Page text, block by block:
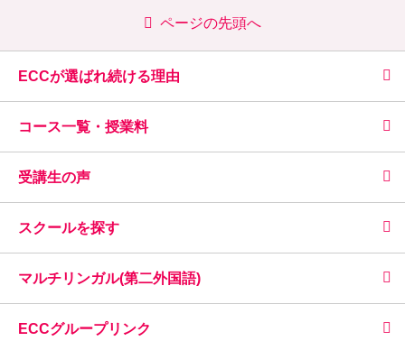
ページの先頭へ
ECCが選ばれ続ける理由
コース一覧・授業料
受講生の声
スクールを探す
マルチリンガル(第二外国語)
ECCグループリンク